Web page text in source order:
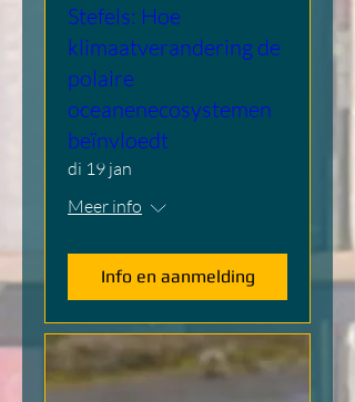
Stefels: Hoe
klimaatverandering de
polaire
oceanenecosystemen
beïnvloedt
di 19 jan
Meer info
Info en aanmelding